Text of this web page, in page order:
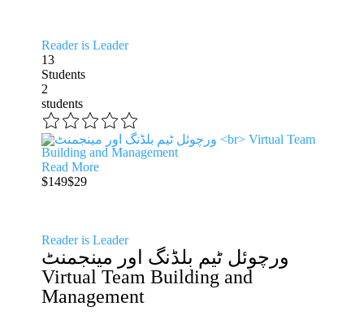
Reader is Leader
13
Students
2
students
Read More
$149$29
Reader is Leader
ورچوئل ٹیم بلڈنگ اور مینجمنٹ
Virtual Team Building and
Management